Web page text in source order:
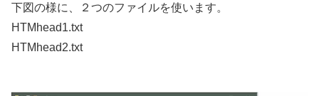
下図の様に、２つのファイルを使います。
HTMhead1.txt
HTMhead2.txt